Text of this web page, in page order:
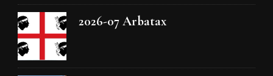
2026-07 Arbatax